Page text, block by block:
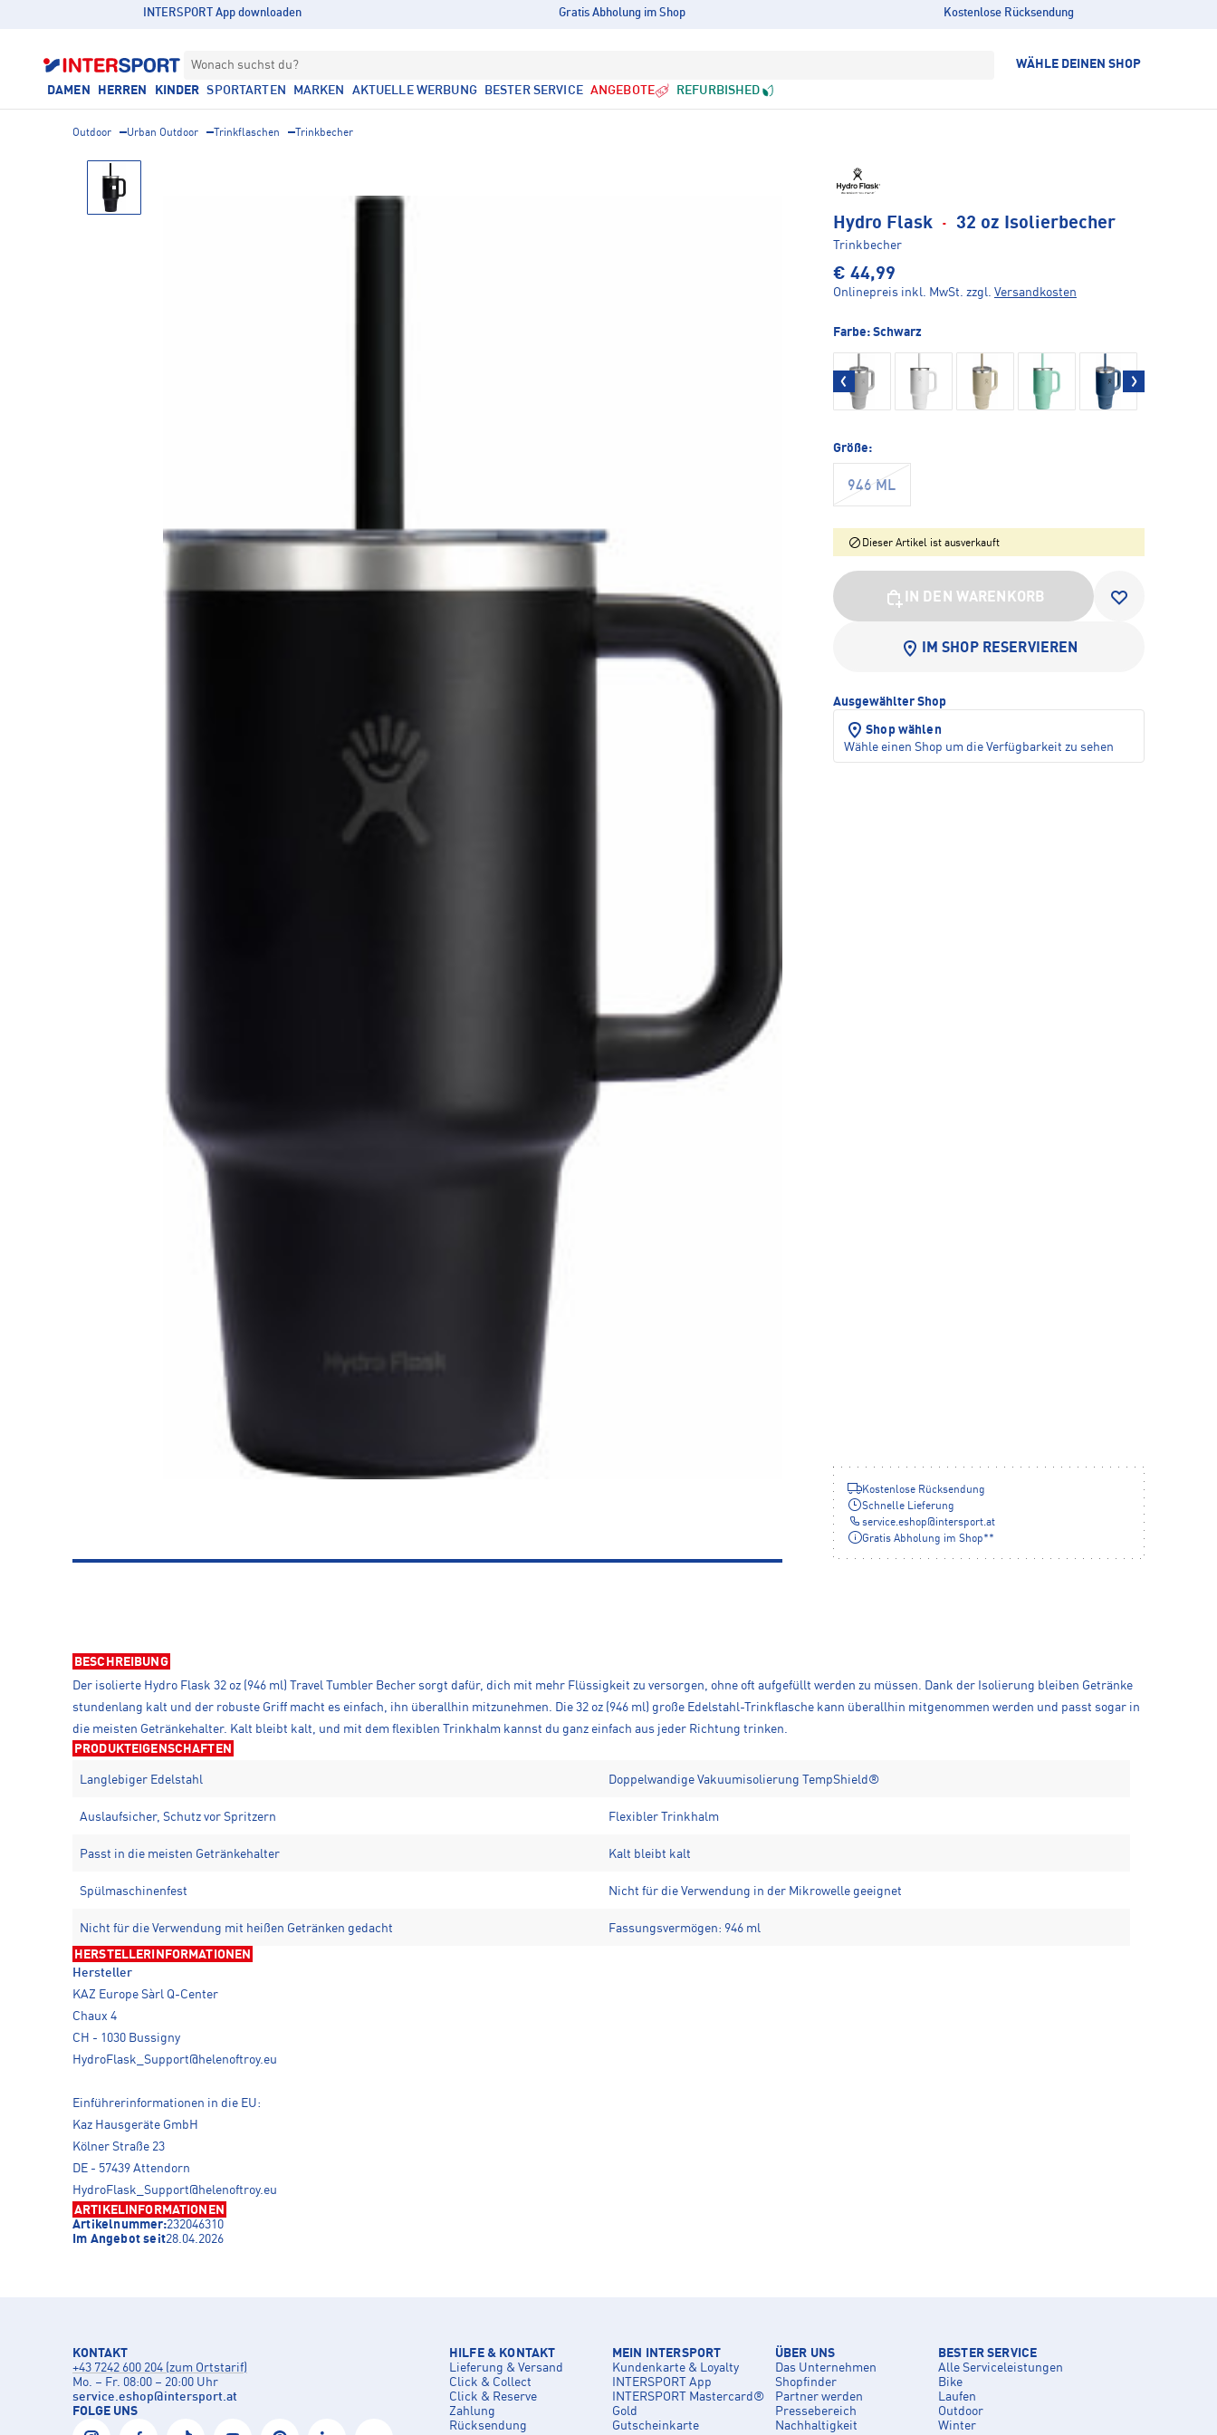
INTERSPORT App downloaden Gratis Abholung im Shop Kostenlose Rücksendung
Wonach suchst du? WÄHLE DEINEN SHOP
DAMEN HERREN KINDER SPORTARTEN MARKEN AKTUELLE WERBUNG BESTER SERVICE ANGEBOTE REFURBISHED
Outdoor Urban Outdoor Trinkflaschen Trinkbecher
Hydro Flask · 32 oz Isolierbecher
Trinkbecher
€ 44,99
Onlinepreis inkl. MwSt. zzgl. Versandkosten
Farbe: Schwarz
Größe:
946 ML
Dieser Artikel ist ausverkauft
IN DEN WARENKORB
IM SHOP RESERVIEREN
Ausgewählter Shop
Shop wählen
Wähle einen Shop um die Verfügbarkeit zu sehen
Kostenlose Rücksendung
Schnelle Lieferung
service.eshop@intersport.at
Gratis Abholung im Shop**
BESCHREIBUNG
Der isolierte Hydro Flask 32 oz (946 ml) Travel Tumbler Becher sorgt dafür, dich mit mehr Flüssigkeit zu versorgen, ohne oft aufgefüllt werden zu müssen. Dank der Isolierung bleiben Getränke
stundenlang kalt und der robuste Griff macht es einfach, ihn überallhin mitzunehmen. Die 32 oz (946 ml) große Edelstahl-Trinkflasche kann überallhin mitgenommen werden und passt sogar in
die meisten Getränkehalter. Kalt bleibt kalt, und mit dem flexiblen Trinkhalm kannst du ganz einfach aus jeder Richtung trinken.
PRODUKTEIGENSCHAFTEN
Langlebiger Edelstahl Doppelwandige Vakuumisolierung TempShield®
Auslaufsicher, Schutz vor Spritzern Flexibler Trinkhalm
Passt in die meisten Getränkehalter Kalt bleibt kalt
Spülmaschinenfest Nicht für die Verwendung in der Mikrowelle geeignet
Nicht für die Verwendung mit heißen Getränken gedacht Fassungsvermögen: 946 ml
HERSTELLERINFORMATIONEN
Hersteller
KAZ Europe Sàrl Q-Center
Chaux 4
CH - 1030 Bussigny
HydroFlask_Support@helenoftroy.eu
Einführerinformationen in die EU:
Kaz Hausgeräte GmbH
Kölner Straße 23
DE - 57439 Attendorn
HydroFlask_Support@helenoftroy.eu
ARTIKELINFORMATIONEN
Artikelnummer:232046310
Im Angebot seit28.04.2026
KONTAKT
+43 7242 600 204 (zum Ortstarif)
Mo. – Fr. 08:00 – 20:00 Uhr
service.eshop@intersport.at
FOLGE UNS
HILFE & KONTAKT
Lieferung & Versand
Click & Collect
Click & Reserve
Zahlung
Rücksendung
MEIN INTERSPORT
Kundenkarte & Loyalty
INTERSPORT App
INTERSPORT Mastercard®
Gold
Gutscheinkarte
ÜBER UNS
Das Unternehmen
Shopfinder
Partner werden
Pressebereich
Nachhaltigkeit
BESTER SERVICE
Alle Serviceleistungen
Bike
Laufen
Outdoor
Winter